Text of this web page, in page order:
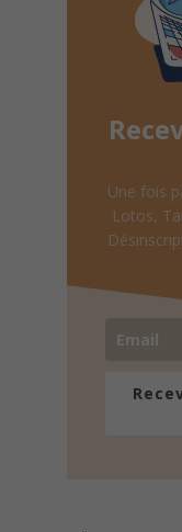
Une fois
Lotos,